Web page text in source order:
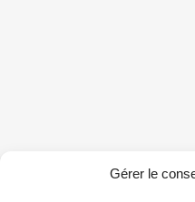
Gérer le